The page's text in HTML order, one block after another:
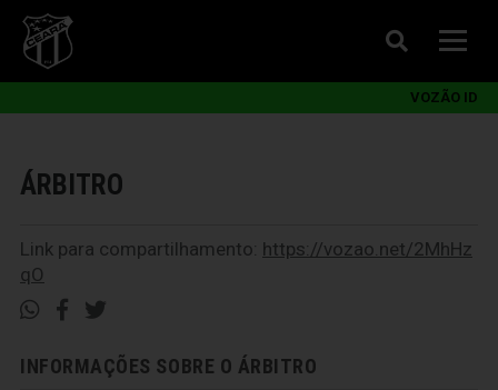
VOZÃO ID
ÁRBITRO
Link para compartilhamento: https://vozao.net/2MhHz
qO
INFORMAÇÕES SOBRE O ÁRBITRO